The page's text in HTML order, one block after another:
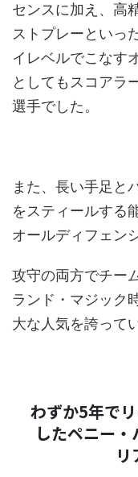
センスに加え、高
ストプレーといっ
イレベルでこなす
としてもスコアラ
選手でした。
また、長い手足と
をスティールする
オールディフェン
攻守の両方でチー
ランド・マジック
大な人気を誇って
わずか5年で
したペニー